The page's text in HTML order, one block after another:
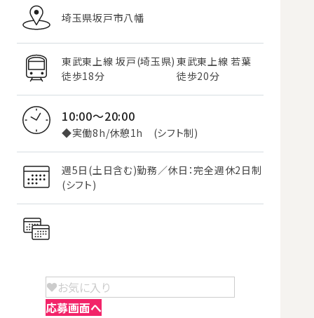
埼玉県坂戸市八幡
東武東上線 坂戸(埼玉県)
徒歩18分
東武東上線 若葉
徒歩20分
10:00～20:00
◆実働8h/休憩1h (シフト制)
週5日(土日含む)勤務／休日：完全週休2日制
(シフト)
お気に入り
応募画面へ